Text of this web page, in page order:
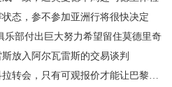
态，参不参加亚洲行将很快决定
乐部付出巨大努力希望留住莫德里奇
放入阿尔瓦雷斯的交易谈判
会，只有可观报价才能让巴黎谈判